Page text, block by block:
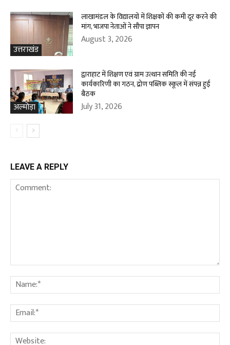
उत्तराखंड
लाखामंडल के विद्यालयों में शिक्षकों की कमी दूर करने की
मांग, भाजपा नेताओं ने सौंपा ज्ञापन
August 3, 2026
अल्मोड़ा
द्वाराहाट में शिक्षण एवं ग्राम उत्थान समिति की नई
कार्यकारिणी का गठन, द्रोण पब्लिक स्कूल में संपन्न हुई
बैठक
July 31, 2026
LEAVE A REPLY
Comment: